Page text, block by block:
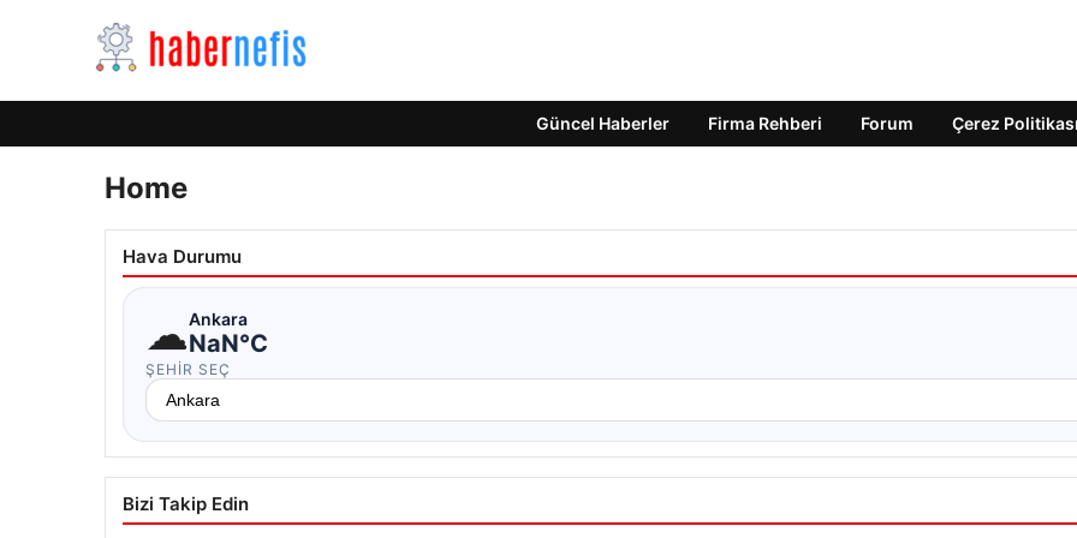
Güncel Haberler Firma Rehberi Forum Çerez
Home
Hava Durumu
☁Ankara
NaN°C
ŞEHIR SEÇ
Bizi Takip Edin